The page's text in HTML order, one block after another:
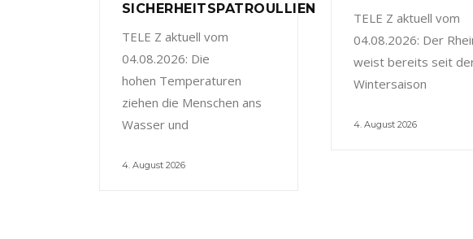
SICHERHEITSPATROULLIEN
TELE Z aktuell vom
04.08.2026: Die
hohen Temperaturen
ziehen die Menschen ans
Wasser und
4. August 2026
TELE Z aktuell vom
04.08.2026: Der
weist bereits seit
Wintersaison
4. August 2026